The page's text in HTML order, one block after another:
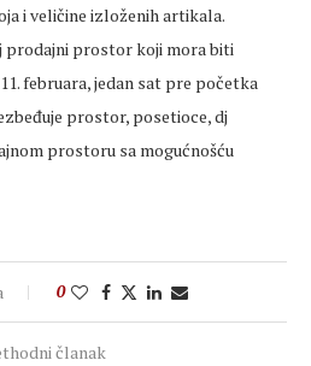
i veličine izloženih artikala.
prodajni prostor koji mora biti
februara, jedan sat pre početka
prostor, posetioce, dj
prostoru sa mogućnošću
0
članak